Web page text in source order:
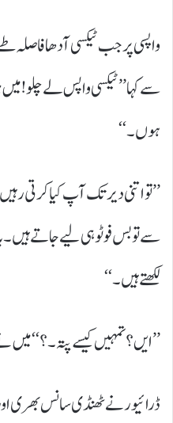
واپسی پر جب ٹیکسی آدھا فاصلہ
سے کہا ’’ٹیکسی واپس لے چلو! میں
ہوں۔‘‘
’’تو اتنی دیر تک آپ کیا کرتی
سے تو بس فوٹو ہی لیے جاتے ہیں۔
لکھتے ہیں۔‘‘
’’ایں؟ تمہیں کیسے پتہ۔؟‘‘
ڈرائیور نے ٹھنڈی سانس بھری اور